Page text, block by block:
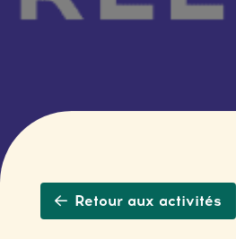
Retour aux activités